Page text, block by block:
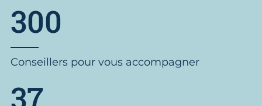
300
Conseillers pour vous accompagner
37